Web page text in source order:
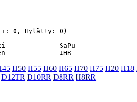
0, Hylätty: 0)
SaPu
H50 H55 H60 H65 H70 H75 H20 H18
D12TR D10RR D8RR H8RR